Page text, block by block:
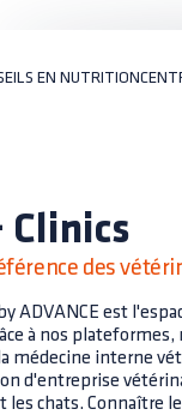
EN NUTRITION
Clinics
des
ADVANCE est
à nos
médecine interne
d'entreprise
les chats. Connaître